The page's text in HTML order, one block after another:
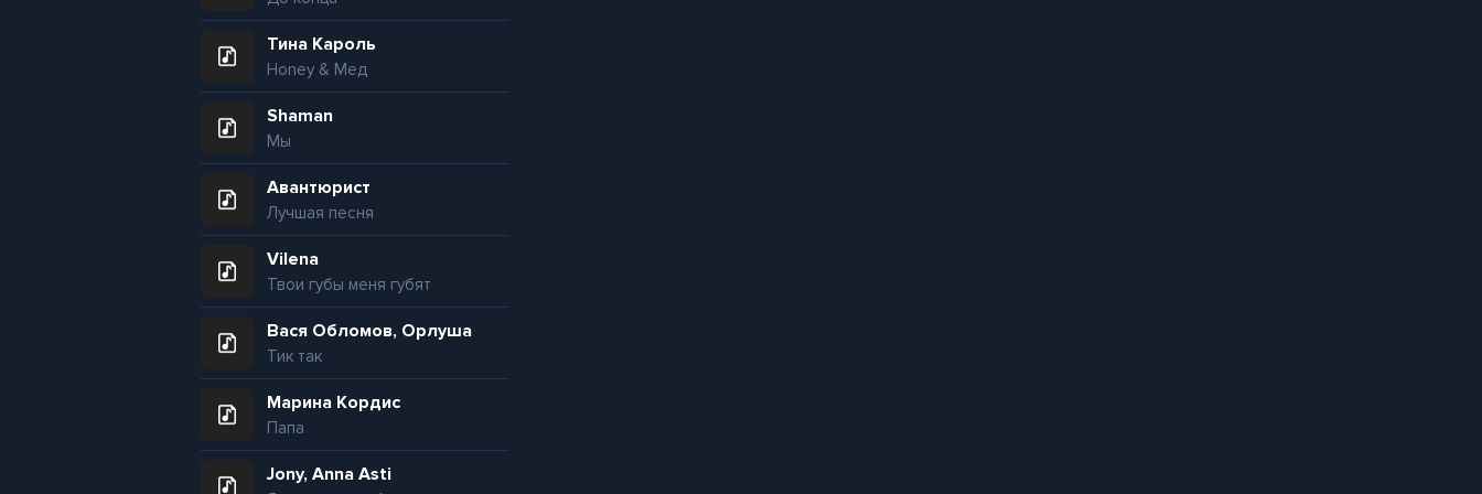
Тина Кароль
Honey & Мед
Shaman
Мы
Авантюрист
Лучшая песня
Vilena
Твои губы меня губят
Вася Обломов, Орлуша
Тик так
Марина Кордис
Папа
Jony, Anna Asti